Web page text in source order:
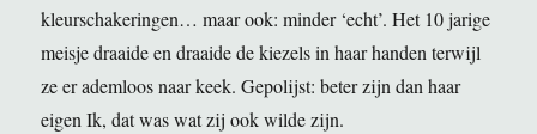
kleurschakeringen… maar ook: minder ‘echt’. Het 10 jarige
meisje draaide en draaide de kiezels in haar handen terwijl
ze er ademloos naar keek. Gepolijst: beter zijn dan haar
eigen Ik, dat was wat zij ook wilde zijn.